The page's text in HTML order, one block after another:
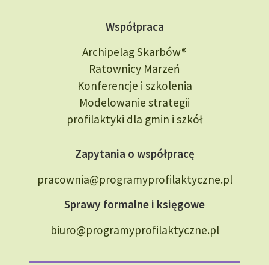
Współpraca
Archipelag Skarbów®
Ratownicy Marzeń
Konferencje i szkolenia
Modelowanie strategii
profilaktyki dla gmin i szkół
Zapytania o współpracę
pracownia@programyprofilaktyczne.pl
Sprawy formalne i księgowe
biuro@programyprofilaktyczne.pl